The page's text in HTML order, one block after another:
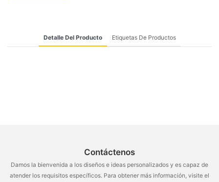
Detalle Del Producto Etiquetas De Productos
Contáctenos
Damos la bienvenida a los diseños e ideas personalizados y es capaz de
atender los requisitos específicos. Para obtener más información, visite el